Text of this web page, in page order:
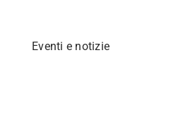
Eventi e notizie